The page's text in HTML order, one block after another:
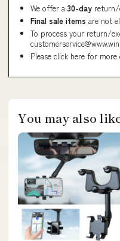
We offer a 30-day return/
Final sale items are not
To process your return/
Please click here for
You may also